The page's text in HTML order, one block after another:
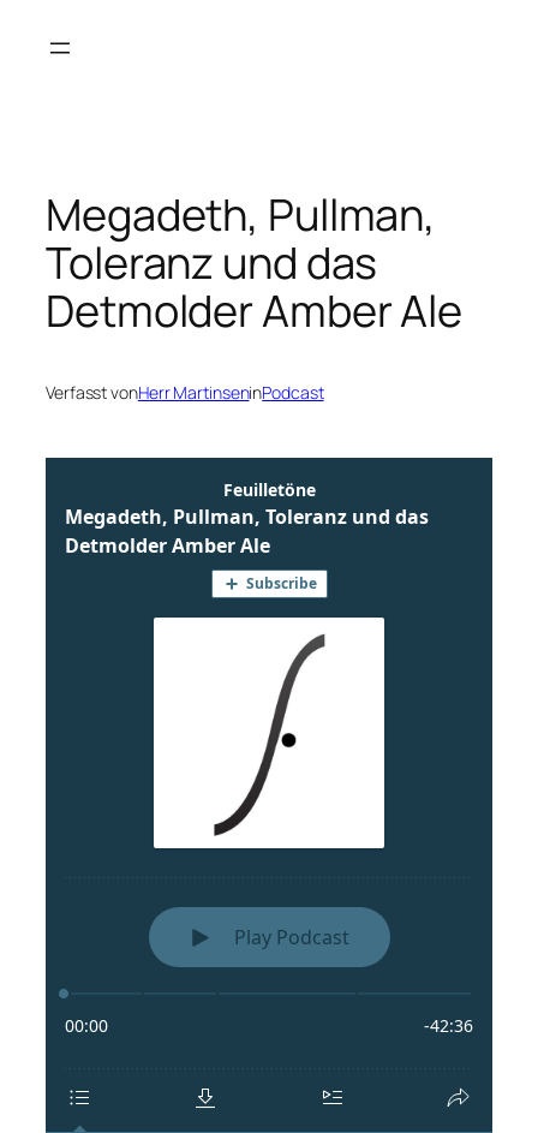
Inhalt
Megadeth, Pullman,
Toleranz und das
Detmolder Amber Ale
Verfasst vonHerr MartinseninPodcast